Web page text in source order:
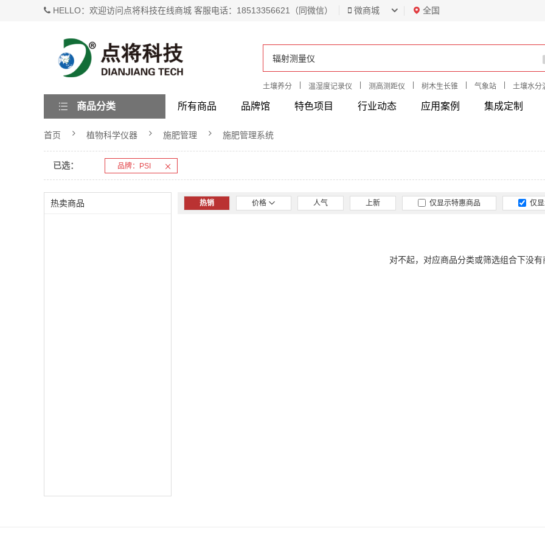
HELLO：欢迎访问点将科技在线商城 客服电话：18513356621（同微信） 微商城 全国
土壤养分 温湿度记录仪 测高测距仪 树木生长锥 气象站 土壤水分
所有商品 品牌馆 特色项目 行业动态 应用案例 集成定制
商品分类
首页 植物科学仪器 施肥管理 施肥管理系统
已选： 品牌：PSI
热卖商品 热销 价格 人气 上新 仅显示特惠商品 仅
对不起，对应商品分类或筛选组合下没有